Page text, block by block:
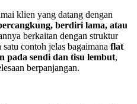
klien yang datang dengan
berdiri lama, atau
berkaitan dengan struktur
contoh jelas bagaimana flat
pada sendi dan tisu lembut,
berpanjangan.